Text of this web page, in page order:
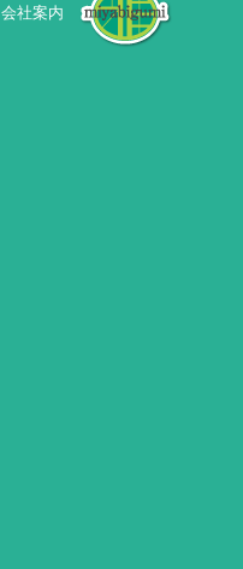
会社案内